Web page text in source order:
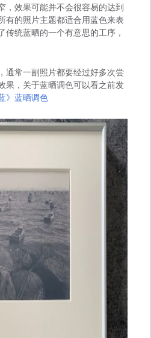
，效果可能并不会很容易的达到
有的照片主题都适合用蓝色来表
传统蓝晒的一个有意思的工序，
通常一副照片都要经过好多次尝
果，关于蓝晒调色可以看之前发
》蓝晒调色